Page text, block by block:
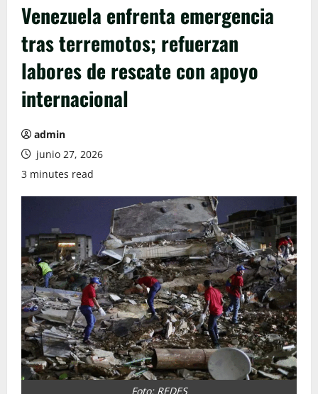
Venezuela enfrenta emergencia
tras terremotos; refuerzan
labores de rescate con apoyo
internacional
admin
junio 27, 2026
3 minutes read
Foto: REDES